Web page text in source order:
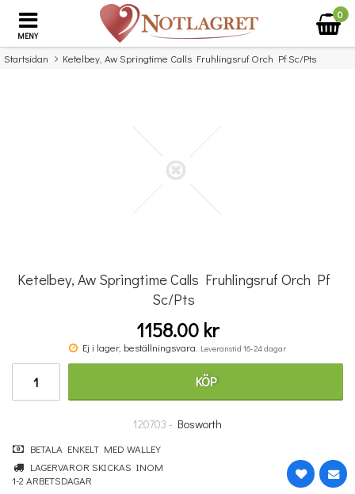
MENY
0
Startsidan Ketelbey, Aw Springtime Calls Fruhlingsruf Orch Pf Sc/Pts
Komplett Sångteknik - svenska (Cathrine Sadolin)
670 kr
Ketelbey, Aw Springtime Calls Fruhlingsruf Orch Pf
Sc/Pts
1158.00 kr
Ej i lager, beställningsvara. Leveranstid 16-24 dagar
KÖP
120703 - Bosworth
BETALA ENKELT MED WALLEY
LAGERVAROR SKICKAS INOM
1-2 ARBETSDAGAR